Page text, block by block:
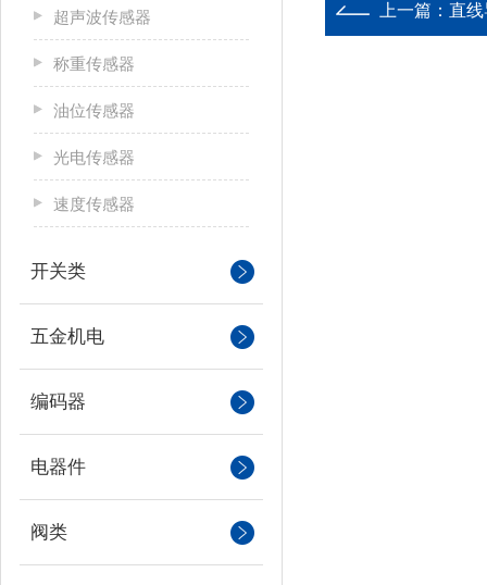
超声波传感器
称重传感器
油位传感器
光电传感器
速度传感器
开关类
五金机电
编码器
电器件
阀类
上一篇： 直